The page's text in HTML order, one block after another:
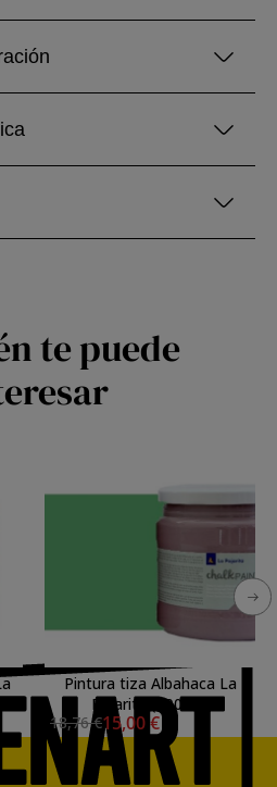
te puede
Pintura tiza Albahaca La
Pajarita (500ml.)
18,76 €15,00 €